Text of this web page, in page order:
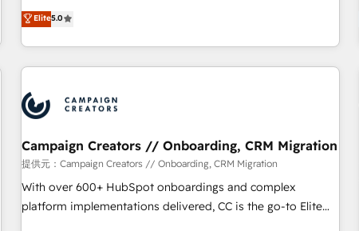
extension of your team, we believe in the power of
partnership. Together, we embark on a transformational
our exclusive methodologies: BOOMS and BOOST. Together,
they form a powerful combination that has driven success
for over 800 businesses worldwide. As Elite HubSpot
Partners, we specialize in crafting high-performance growth
and revenue intelligence to help companies scale faster and
smarter. 🔹 BOOMS: Demand generation for all your buyers
With BOOMS, you invest in 100% of your buyers,
accelerating your growth and positioning yourself as an
undisputed leader. 🔹 BOOST: Optimize your digital
transformation process A methodology designed to
Elite5.0
Campaign Creators // Onboarding, CRM Migration
提供元：Campaign Creators // Onboarding, CRM Migration
With over 600+ HubSpot onboardings and complex
platform implementations delivered, CC is the go-to Elite